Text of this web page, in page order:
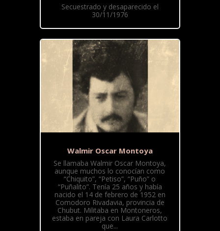
Secuestrado y desaparecido el
30/11/1976
Walmir Oscar Montoya
Se llamaba Walmir Oscar Montoya,
aunque muchos lo conocían como
“Chiquito”, “Petiso”, “Puño” o
“Puñalito”. Tenía 25 años y había
nacido el 14 de febrero de 1952 en
Comodoro Rivadavia, provincia de
Chubut. Militaba en Montoneros,
estaba en pareja con Laura Carlotto
que...